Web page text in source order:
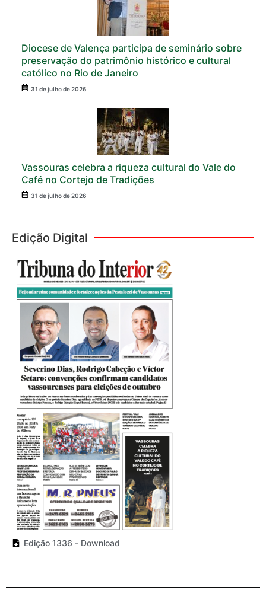
Diocese de Valença participa de seminário sobre
preservação do patrimônio histórico e cultural
católico no Rio de Janeiro
31 de julho de 2026
Vassouras celebra a riqueza cultural do Vale do
Café no Cortejo de Tradições
31 de julho de 2026
Edição Digital
Edição 1336 - Download